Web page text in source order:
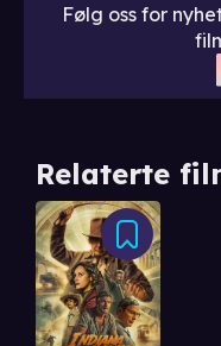
Følg oss for
Relaterte